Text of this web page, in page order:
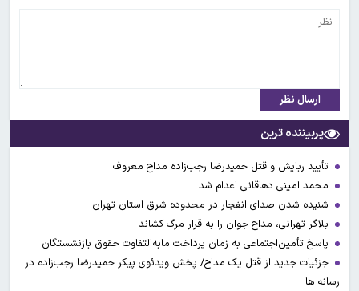
ارسال نظر
پربیننده ترین
تأیید ربایش و قتل حمیدرضا رجب‌زاده مداح معروف
محمد امینی دهاقانی اعدام شد
شنیده شدن صدای انفجار در محدوده شرق استان تهران
بلاگر تهرانی، مداح جوان را به قرار مرگ کشاند
پاسخ تأمین‌اجتماعی به زمان پرداخت مابه‌التفاوت حقوق بازنشستگان
جزئیات جدید از قتل یک مداح/ پخش ویدئوی پیکر حمیدرضا رجب‌زاده در
رسانه ها